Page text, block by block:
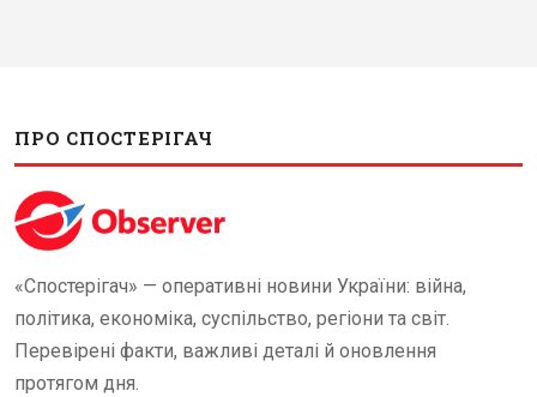
ПРО СПОСТЕРІГАЧ
«Спостерігач» — оперативні новини України: війна,
політика, економіка, суспільство, регіони та світ.
Перевірені факти, важливі деталі й оновлення
протягом дня.